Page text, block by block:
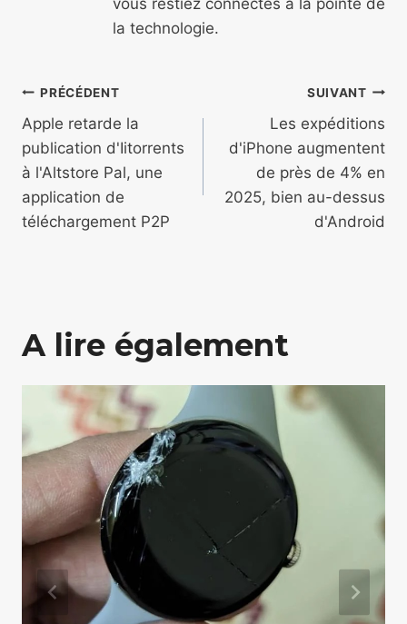
vous restiez connectés à la pointe de
la technologie.
Navigation
de
l’article
PRÉCÉDENT
Apple retarde la
publication d'Iitorrents
à l'Altstore Pal, une
application de
téléchargement P2P
SUIVANT
Les expéditions
d'iPhone augmentent
de près de 4% en
2025, bien au-dessus
d'Android
A lire également